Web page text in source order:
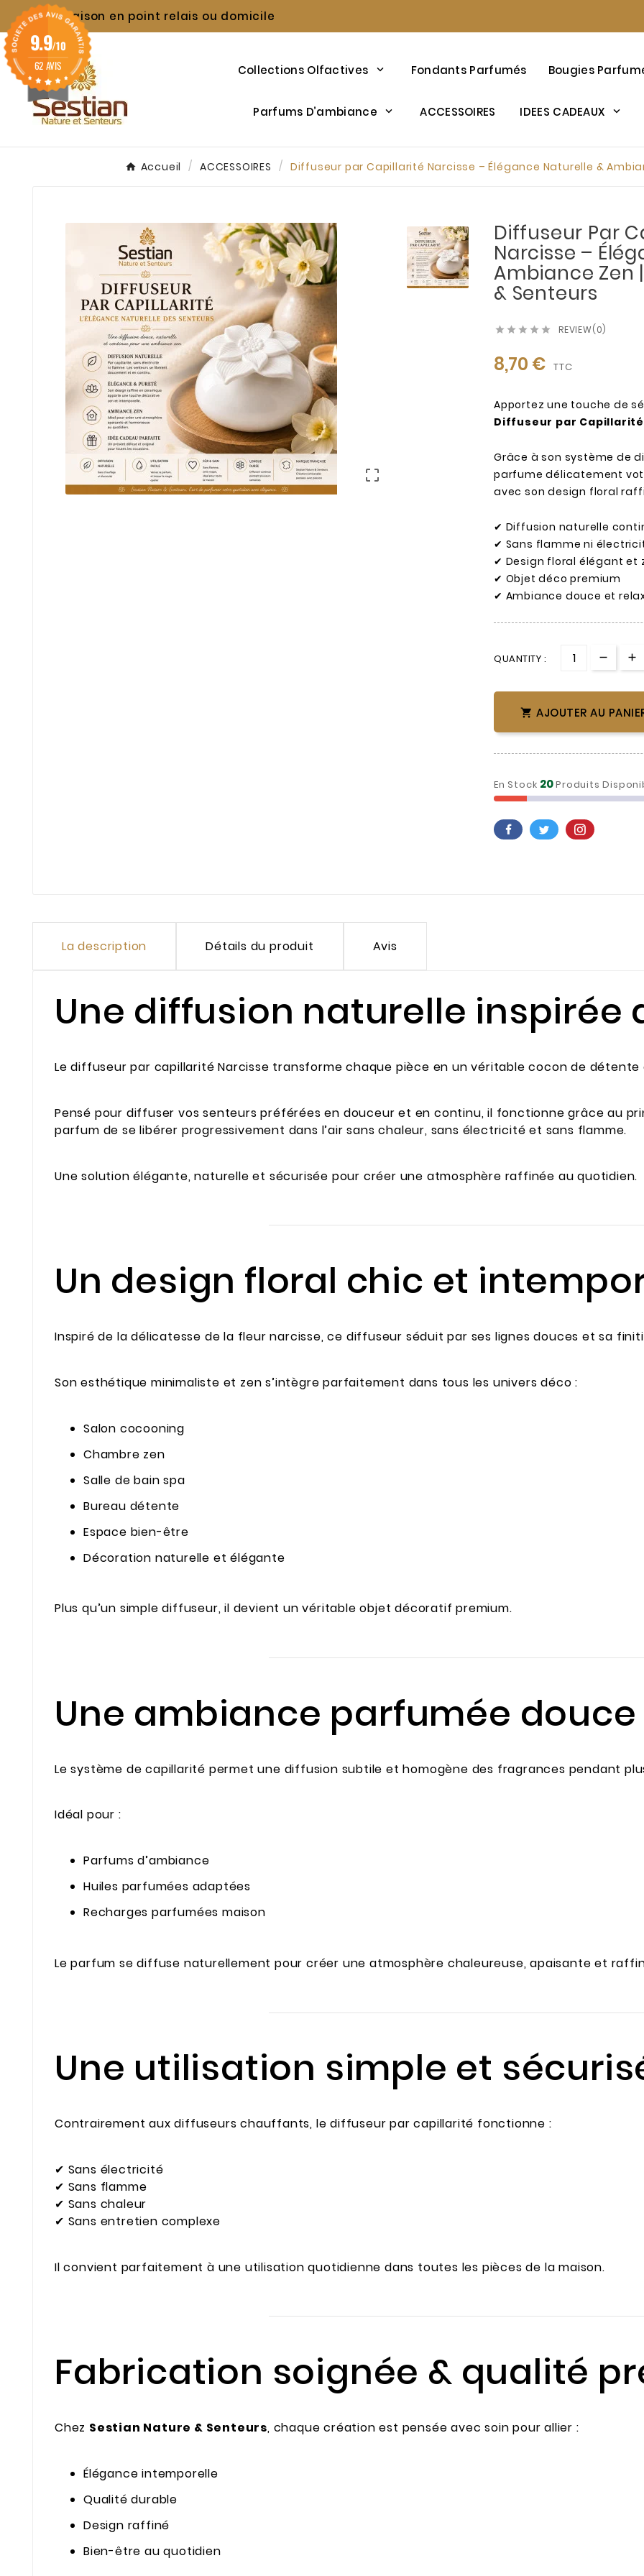
 Livraison en point relais ou domicile
Collections Olfactives Fondants Parfumés Bougies
Parfums D’ambiance ACCESSOIRES IDEES CADEAUX
Accueil ACCESSOIRES Diffuseur par Capillarité Narcisse – Élégance Naturelle &

Diffuseur Par
Narcisse –
Ambiance Zen
& Senteurs
     REVIEW(0)
8,70 € TTC
Apportez une touche de
Diffuseur par
Grâce à son système de
parfume délicatement
avec son design floral
✔ Diffusion naturelle
✔ Sans flamme ni
✔ Design floral élégant et
✔ Objet déco premium
✔ Ambiance douce et
QUANTITY :
 AJOUTER AU
En Stock 20Produits
La description Détails du produit Avis
Une diffusion naturelle inspirée
Le diffuseur par capillarité Narcisse transforme chaque pièce en un véritable cocon de détente
Pensé pour diffuser vos senteurs préférées en douceur et en continu, il fonctionne grâce au
parfum de se libérer progressivement dans l’air sans chaleur, sans électricité et sans flamme.
Une solution élégante, naturelle et sécurisée pour créer une atmosphère raffinée au quotidien.
Un design floral chic et
Inspiré de la délicatesse de la fleur narcisse, ce diffuseur séduit par ses lignes douces et sa
Son esthétique minimaliste et zen s’intègre parfaitement dans tous les univers déco :
Salon cocooning
Chambre zen
Salle de bain spa
Bureau détente
Espace bien-être
Décoration naturelle et élégante
Plus qu’un simple diffuseur, il devient un véritable objet décoratif premium.
Une ambiance parfumée
Le système de capillarité permet une diffusion subtile et homogène des fragrances pendant
Idéal pour :
Parfums d’ambiance
Huiles parfumées adaptées
Recharges parfumées maison
Le parfum se diffuse naturellement pour créer une atmosphère chaleureuse, apaisante et
Une utilisation simple et
Contrairement aux diffuseurs chauffants, le diffuseur par capillarité fonctionne :
✔ Sans électricité
✔ Sans flamme
✔ Sans chaleur
✔ Sans entretien complexe
Il convient parfaitement à une utilisation quotidienne dans toutes les pièces de la maison.
Fabrication soignée & qualité
Chez Sestian Nature & Senteurs, chaque création est pensée avec soin pour allier :
Élégance intemporelle
Qualité durable
Design raffiné
Bien-être au quotidien
9.9/10
62 AVIS